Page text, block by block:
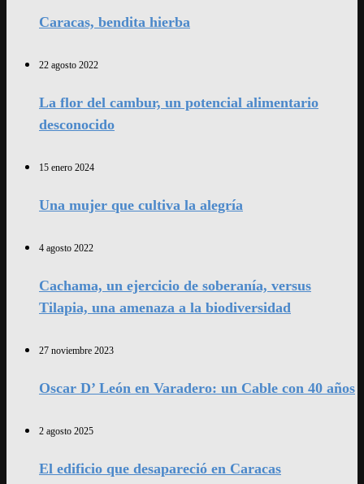
Caracas, bendita hierba
22 agosto 2022
La flor del cambur, un potencial alimentario
desconocido
15 enero 2024
Una mujer que cultiva la alegría
4 agosto 2022
Cachama, un ejercicio de soberanía, versus
Tilapia, una amenaza a la biodiversidad
27 noviembre 2023
Oscar D’ León en Varadero: un Cable con 40 años
2 agosto 2025
El edificio que desapareció en Caracas